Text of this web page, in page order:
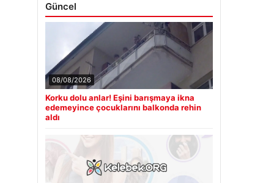
Güncel
08/08/2026
Korku dolu anlar! Eşini barışmaya ikna
edemeyince çocuklarını balkonda rehin
aldı